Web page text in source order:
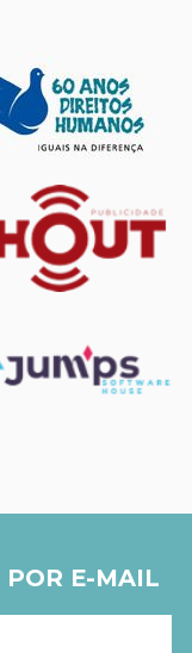
POR E-MAIL